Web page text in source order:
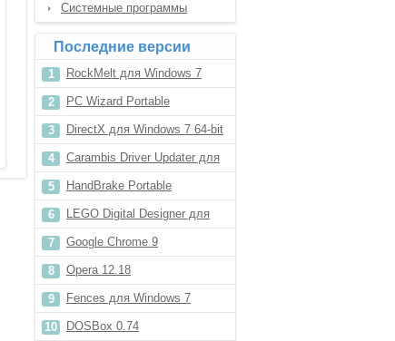
Системные программы
Последние версии
RockMelt для Windows 7
PC Wizard Portable
DirectX для Windows 7 64-bit
Carambis Driver Updater для
Windows 7
HandBrake Portable
LEGO Digital Designer для
Windows 8
Google Chrome 9
Opera 12.18
Fences для Windows 7
DOSBox 0.74